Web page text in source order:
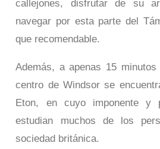
callejones, disfrutar de su
navegar por esta parte del
que recomendable.
Además, a apenas 15
centro de Windsor se
Eton, en cuyo imponente y
estudian muchos de los
sociedad británica.